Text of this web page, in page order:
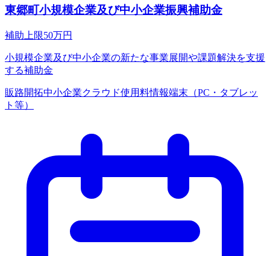
東郷町小規模企業及び中小企業振興補助金
補助上限50万円
小規模企業及び中小企業の新たな事業展開や課題解決を支援
する補助金
販路開拓中小企業クラウド使用料情報端末（PC・タブレッ
ト等）